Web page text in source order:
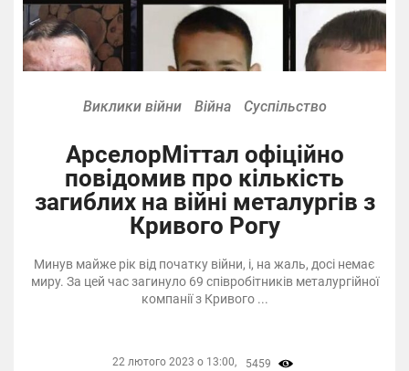
Виклики війни Війна Суспільство
АрселорМіттал офіційно
повідомив про кількість
загиблих на війні металургів з
Кривого Рогу
Минув майже рік від початку війни, і, на жаль, досі немає
миру. За цей час загинуло 69 співробітників металургійної
компанії з Кривого ...
22 лютого 2023 о 13:00, 5459